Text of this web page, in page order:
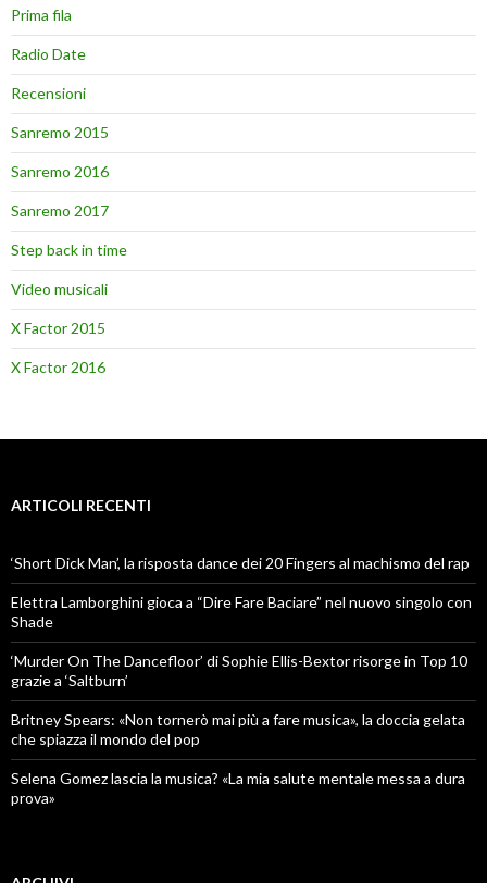
Prima fila
Radio Date
Recensioni
Sanremo 2015
Sanremo 2016
Sanremo 2017
Step back in time
Video musicali
X Factor 2015
X Factor 2016
ARTICOLI RECENTI
‘Short Dick Man’, la risposta dance dei 20 Fingers al machismo del rap
Elettra Lamborghini gioca a “Dire Fare Baciare” nel nuovo singolo con
Shade
‘Murder On The Dancefloor’ di Sophie Ellis-Bextor risorge in Top 10
grazie a ‘Saltburn’
Britney Spears: «Non tornerò mai più a fare musica», la doccia gelata
che spiazza il mondo del pop
Selena Gomez lascia la musica? «La mia salute mentale messa a dura
prova»